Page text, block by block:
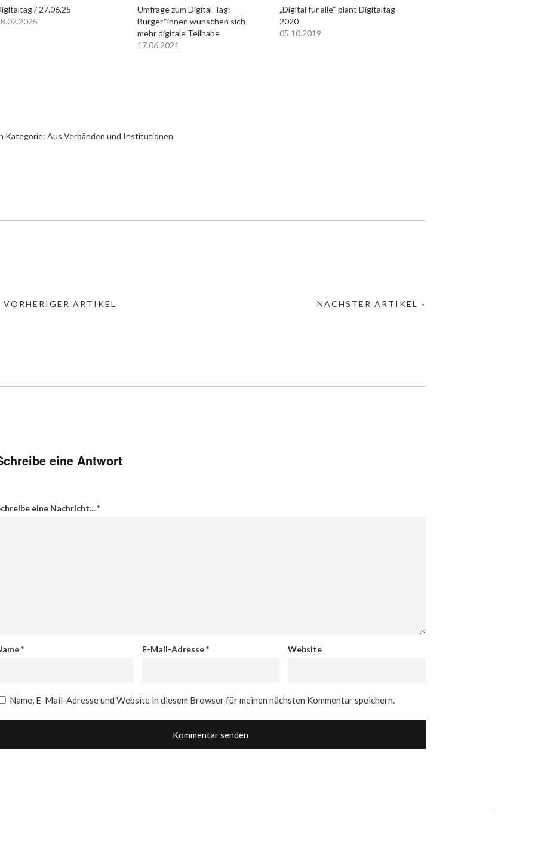
/ 27.06.25
Umfrage zum Digital-Tag:
Bürger*innen wünschen sich
mehr digitale Teilhabe
17.06.2021
„Digital für alle“ plant Digitaltag
2020
05.10.2019
Kategorie: Aus Verbänden und Institutionen
NÄCHSTER ARTIKEL »
VORHERIGER ARTIKEL
eine Antwort
eine Nachricht...*
* E-Mail-Adresse* Website
Name, E-Mail-Adresse und Website in diesem Browser für meinen nächsten Kommentar speichern.